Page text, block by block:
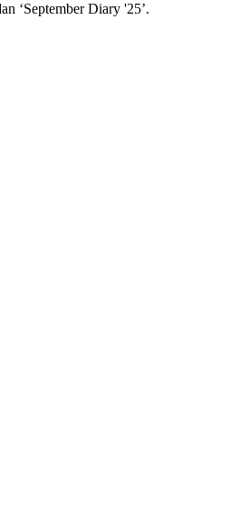
‘September Diary '25’.